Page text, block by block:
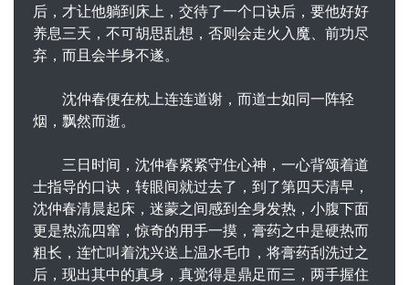
后，才让他躺到床上，交待了一个口诀后，要他好好
养息三天，不可胡思乱想，否则会走火入魔、前功尽
弃，而且会半身不遂。
沈仲春便在枕上连连道谢，而道士如同一阵轻
烟，飘然而逝。
三日时间，沈仲春紧紧守住心神，一心背颂着道
士指导的口诀，转眼间就过去了，到了第四天清早，
沈仲春清晨起床，迷蒙之间感到全身发热，小腹下面
更是热流四窜，惊奇的用手一摸，膏药之中是硬热而
粗长，连忙叫着沈兴送上温水毛巾，将膏药刮洗过之
后，现出其中的真身，真觉得是鼎足而三，两手握住